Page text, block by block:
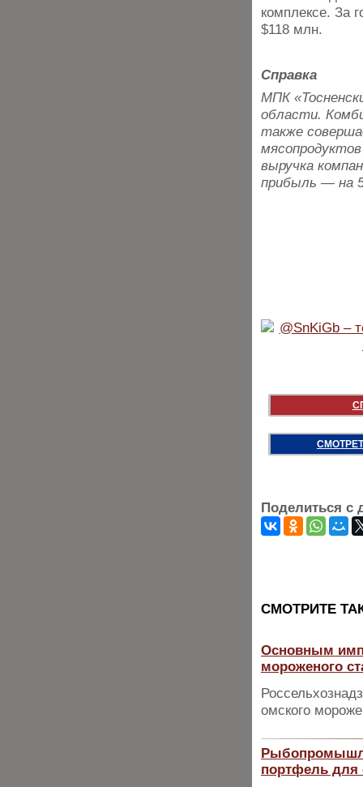
комплексе. За
$118 млн.
Справка
МПК
области.
также
выручка
прибыль — на
Поделиться с
CМОТРИТЕ
Основным
мороженого
омского
портфель для